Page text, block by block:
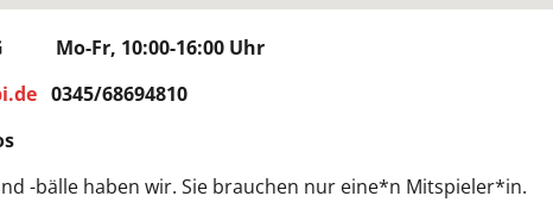
Mo-Fr, 10:00-16:00 Uhr
0345/68694810
-bälle haben wir. Sie brauchen nur eine*n Mitspieler*in.